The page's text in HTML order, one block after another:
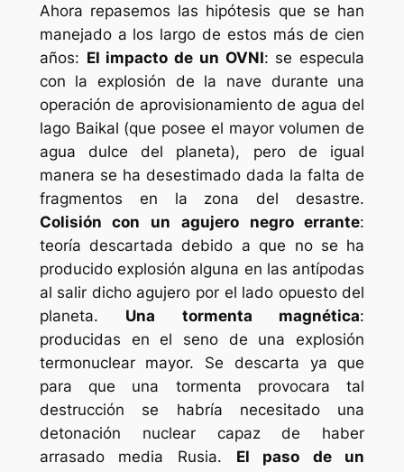
Ahora repasemos las hipótesis que se han
manejado a los largo de estos más de cien
años: El impacto de un OVNI: se especula
con la explosión de la nave durante una
operación de aprovisionamiento de agua del
lago Baikal (que posee el mayor volumen de
agua dulce del planeta), pero de igual
manera se ha desestimado dada la falta de
fragmentos en la zona del desastre.
Colisión con un agujero negro errante:
teoría descartada debido a que no se ha
producido explosión alguna en las antípodas
al salir dicho agujero por el lado opuesto del
planeta. Una tormenta magnética:
producidas en el seno de una explosión
termonuclear mayor. Se descarta ya que
para que una tormenta provocara tal
destrucción se habría necesitado una
detonación nuclear capaz de haber
arrasado media Rusia. El paso de un